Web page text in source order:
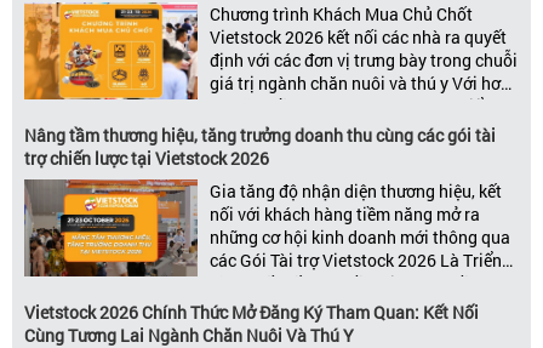
Chương trình Khách Mua Chủ Chốt
Vietstock 2026 kết nối các nhà ra quyết
định với các đơn vị trưng bày trong chuỗi
giá trị ngành chăn nuôi và thú y Với hơn
20 năm đồng hành cùng sự phát triển
của ngành chăn nuôi Việt Nam,
Vietstock đã khẳng định vị thế là triển […]
Nâng tầm thương hiệu, tăng trưởng doanh thu cùng các gói tài
trợ chiến lược tại Vietstock 2026
Gia tăng độ nhận diện thương hiệu, kết
nối với khách hàng tiềm năng mở ra
những cơ hội kinh doanh mới thông qua
các Gói Tài trợ Vietstock 2026 Là Triển
lãm Quốc tế hàng đầu Việt Nam về
chuyên ngành Chăn nuôi, Thức ăn chăn
nuôi và Chế biến thịt, Vietstock Expo &
Vietstock 2026 Chính Thức Mở Đăng Ký Tham Quan: Kết Nối
Cùng Tương Lai Ngành Chăn Nuôi Và Thú Y